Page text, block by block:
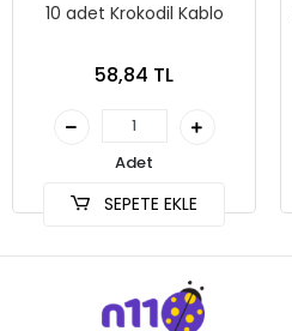
10 adet Krokodil Kablo
58,84 TL
Adet
SEPETE EKLE